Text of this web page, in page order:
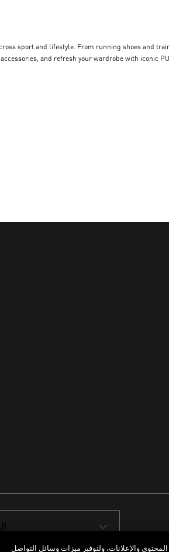
sport and lifestyle. From running shoes and
and refresh your wardrobe with iconic
والإعلانات، ولتوفير ميزات وسائل التواصل